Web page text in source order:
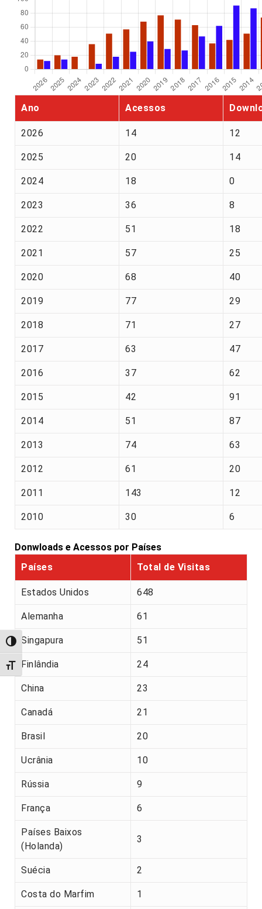
Alternar alto contraste
Alternar tamanho da fonte
Ano Acessos
2026 14 12
2025 20 14
2024 18 0
2023 36 8
2022 51 18
2021 57 25
2020 68 40
2019 77 29
2018 71 27
2017 63 47
2016 37 62
2015 42 91
2014 51 87
2013 74 63
2012 61 20
2011 143 12
2010 30 6
Donwloads e Acessos por Países
Países
Total de Visitas
Estados Unidos 648
Alemanha 61
Singapura 51
Finlândia 24
China 23
Canadá 21
Brasil 20
Ucrânia 10
Rússia 9
França 6
Países Baixos
(Holanda)
3
Suécia 2
Costa do Marfim 1